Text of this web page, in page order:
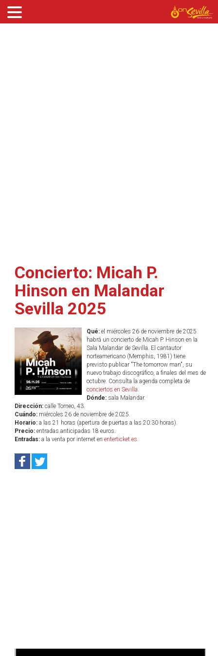
Concierto: Micah P.
Hinson en Malandar
Sevilla 2025
Qué:el miércoles 26 de noviembre de 2025
habrá un concierto de Micah P. Hinson en la
Sala Malandar de Sevilla. El cantautor
norteamericano (Memphis, 1981) tiene
previsto publicar "The tomorrow man", su
nuevo trabajo discográfico, a finales del mes de
octubre. Consulta la agenda completa de
conciertos en Sevilla.
Dónde:sala Malandar.
Dirección: calle Torneo, 43.
Cuándo: miércoles 26 de noviembre de 2025.
Horario: a las 21 horas (apertura de puertas a las 20:30 horas).
Precio: entradas anticipadas 18 euros.
Entradas: a la venta por internet en enterticket.es.